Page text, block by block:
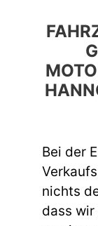
Bei der
nichts
dass wir